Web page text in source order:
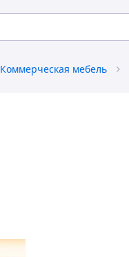
Коммерческая мебель